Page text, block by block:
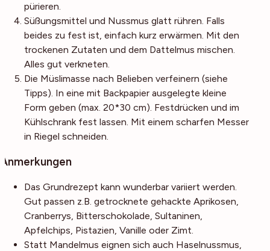
pürieren.
Süßungsmittel und Nussmus glatt rühren. Falls
beides zu fest ist, einfach kurz erwärmen. Mit den
trockenen Zutaten und dem Dattelmus mischen.
Alles gut verkneten.
Die Müslimasse nach Belieben verfeinern (siehe
Tipps). In eine mit Backpapier ausgelegte kleine
Form geben (max. 20*30 cm). Festdrücken und im
Kühlschrank fest lassen. Mit einem scharfen Messer
in Riegel schneiden.
Anmerkungen
Das Grundrezept kann wunderbar variiert werden.
Gut passen z.B. getrocknete gehackte Aprikosen,
Cranberrys, Bitterschokolade, Sultaninen,
Apfelchips, Pistazien, Vanille oder Zimt.
Statt Mandelmus eignen sich auch Haselnussmus,